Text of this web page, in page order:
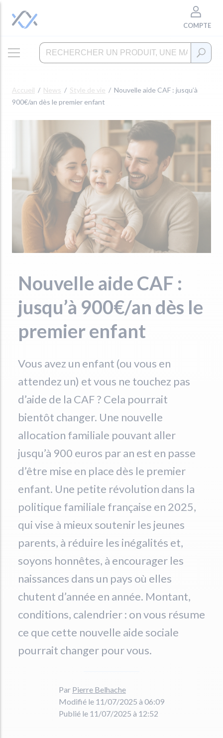
COMPTE
Accueil News Style de vie
Nouvelle aide CAF : jusqu’à
900€/an dès le premier enfant
Nouvelle aide CAF :
jusqu’à 900€/an dès le
premier enfant
Vous avez un enfant (ou vous en
attendez un) et vous ne touchez pas
d’aide de la CAF ? Cela pourrait
bientôt changer. Une nouvelle
allocation familiale pouvant aller
jusqu’à 900 euros par an est en passe
d’être mise en place dès le premier
enfant. Une petite révolution dans la
politique familiale française en 2025,
qui vise à mieux soutenir les jeunes
parents, à réduire les inégalités et,
soyons honnêtes, à encourager les
naissances dans un pays où elles
chutent d’année en année. Montant,
conditions, calendrier : on vous résume
ce que cette nouvelle aide sociale
pourrait changer pour vous.
Par Pierre Belhache
Modifié le 11/07/2025 à 06:09
Publié le 11/07/2025 à 12:52